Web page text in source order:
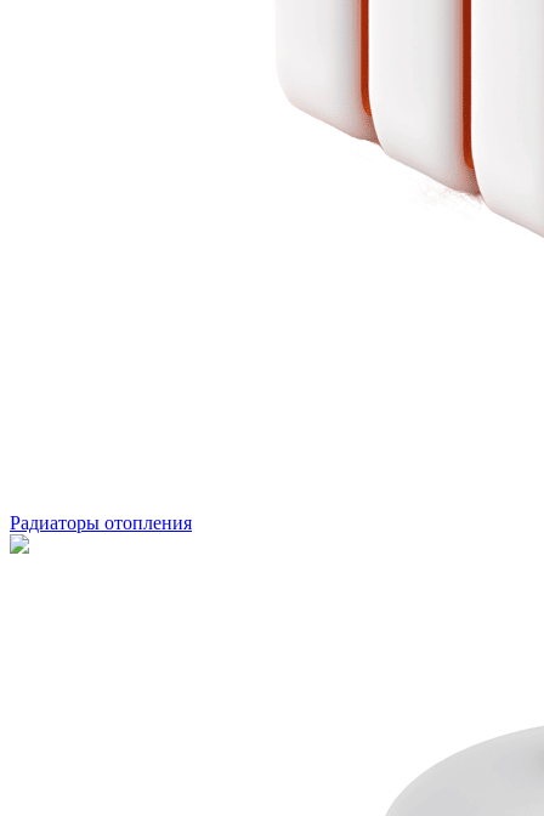
Радиаторы отопления